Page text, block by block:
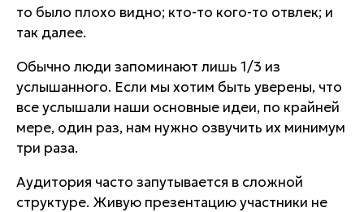
то было плохо видно; кто-то кого-то отвлек; и
так далее.
Обычно люди запоминают лишь 1/3 из
услышанного. Если мы хотим быть уверены, что
все услышали наши основные идеи, по крайней
мере, один раз, нам нужно озвучить их минимум
три раза.
Аудитория часто запутывается в сложной
структуре. Живую презентацию участники не